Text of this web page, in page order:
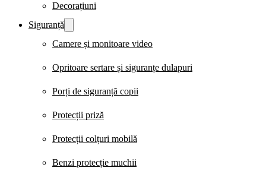
Decorațiuni
Siguranță
Camere și monitoare video
Opritoare sertare și siguranțe dulapuri
Porți de siguranță copii
Protecții priză
Protecții colțuri mobilă
Benzi protecție muchii